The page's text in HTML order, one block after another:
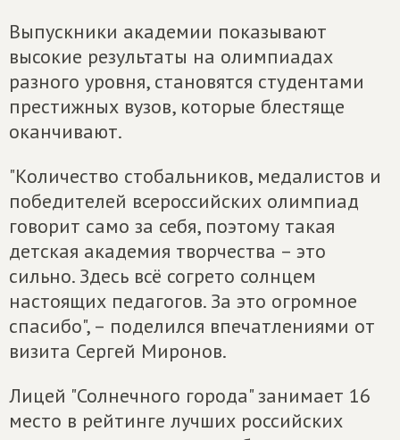
Выпускники академии показывают
высокие результаты на олимпиадах
разного уровня, становятся студентами
престижных вузов, которые блестяще
оканчивают.
"Количество стобальников, медалистов и
победителей всероссийских олимпиад
говорит само за себя, поэтому такая
детская академия творчества – это
сильно. Здесь всё согрето солнцем
настоящих педагогов. За это огромное
спасибо", – поделился впечатлениями от
визита Сергей Миронов.
Лицей "Солнечного города" занимает 16
место в рейтинге лучших российских